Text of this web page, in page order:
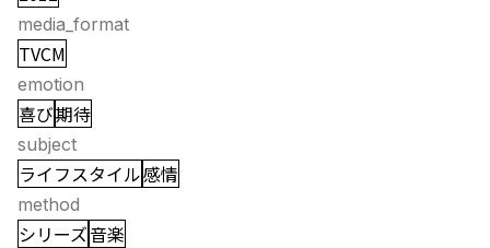
media_format
TVCM
emotion
喜び期待
subject
ライフスタイル感情
method
シリーズ音楽